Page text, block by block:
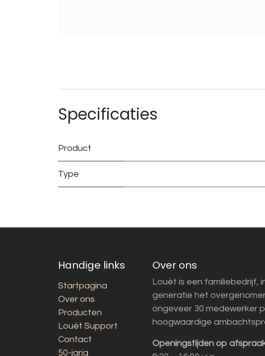
Specificaties
Product
Type
Handige links
Startpagina
Over ons
Producten
Louët Support
Contact
50-jarig
Over ons
Louët is een familiebedrijf,
generatie het
ongeveer 30 medewerker
hoogwaardige
Openingstijden op